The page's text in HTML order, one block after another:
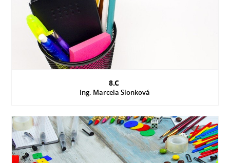
8.C
Ing. Marcela Slonková